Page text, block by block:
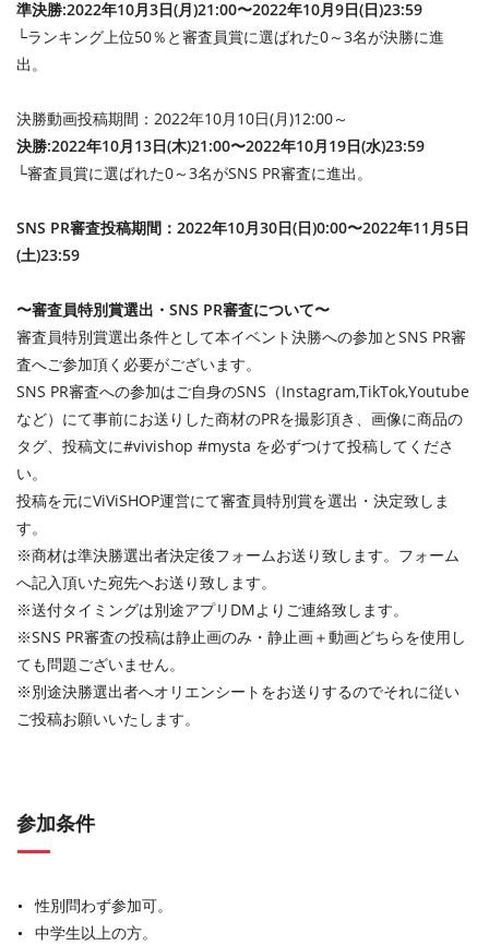
準決勝:2022年10月3日(月)21:00〜2022年10月9日(日)23:59
└ランキング上位50％と審査員賞に選ばれた0～3名が決勝に進
出。
決勝動画投稿期間：2022年10月10日(月)12:00～
決勝:2022年10月13日(木)21:00〜2022年10月19日(水)23:59
└審査員賞に選ばれた0～3名がSNS PR審査に進出。
SNS PR審査投稿期間：2022年10月30日(日)0:00〜2022年11月5日
(土)23:59
〜審査員特別賞選出・SNS PR審査について〜
審査員特別賞選出条件として本イベント決勝への参加とSNS PR審
査へご参加頂く必要がございます。
SNS PR審査への参加はご自身のSNS（Instagram,TikTok,Youtube
など）にて事前にお送りした商材のPRを撮影頂き、画像に商品の
タグ、投稿文に#vivishop #mysta を必ずつけて投稿してくださ
い。
投稿を元にViViSHOP運営にて審査員特別賞を選出・決定致しま
す。
※商材は準決勝選出者決定後フォームお送り致します。フォーム
へ記入頂いた宛先へお送り致します。
※送付タイミングは別途アプリDMよりご連絡致します。
※SNS PR審査の投稿は静止画のみ・静止画＋動画どちらを使用し
ても問題ございません。
※別途決勝選出者へオリエンシートをお送りするのでそれに従い
ご投稿お願いいたします。
参加条件
性別問わず参加可。
中学生以上の方。